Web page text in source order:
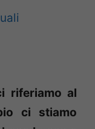
riferiamo al
ci stiamo